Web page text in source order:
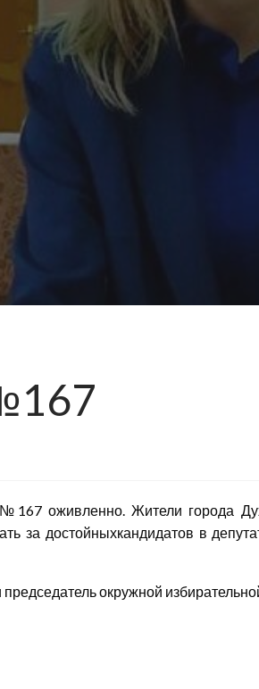
№167 оживленно. Жители города
за достойныхкандидатов в
председатель окружной